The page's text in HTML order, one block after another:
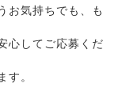
お気持ちでも、も
心してご応募くだ
す。